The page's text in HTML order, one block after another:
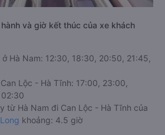
và giờ kết thúc của xe khách
Hà Nam: 12:30, 18:30, 20:50, 21:45,
Lộc - Hà Tĩnh: 17:00, 23:00,
từ Hà Nam đi Can Lộc - Hà Tĩnh của
khoảng: 4.5 giờ